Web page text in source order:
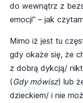
do wewnątrz z
emocji” – jak
Mimo iż jest tu
gdy okaże się, że
z dobrą dykcją/ nikt
(Gdy mówisz) lub
dzieckiem/ i nie